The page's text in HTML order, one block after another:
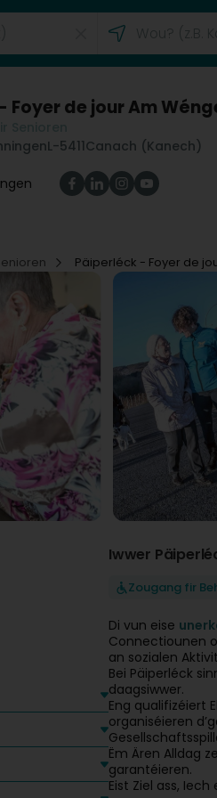
Foyer de jour Am
L-5411Canach (Kanech)
Päiperléck - Foyer de
Iwwer
Zougang fir
Di vun eise
Connectiounen
an sozialen
Bei Päiperléck
daagsiwwer.
Eng qualifizéiert
organiséieren
Ëm Ären Alldag
garantéieren.
Eist Ziel ass,